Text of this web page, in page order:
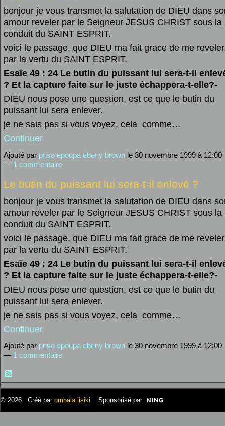
bonjour je vous transmet la salutation de DIEU dans
amour reveler par le Seigneur JESUS CHRIST sous la
conduit du SAINT ESPRIT.
voici le passage, que DIEU ma fait grace de me
par la vertu du SAINT ESPRIT.
Esaïe 49 : 24 Le butin du puissant lui sera-t-il
? Et la capture faite sur le juste échappera-t-elle?-
DIEU nous pose une question, est ce que le butin du
puissant lui sera enlever.
je ne sais pas si vous voyez, cela comme…
Continuer
Ajouté par priso epoupa ebeny brown le 30 novembre 1999 à 12:00
— 1 commentaire
Le butin du puissant lui sera-t-il enlevé ?
bonjour je vous transmet la salutation de DIEU dans
amour reveler par le Seigneur JESUS CHRIST sous la
conduit du SAINT ESPRIT.
voici le passage, que DIEU ma fait grace de me
par la vertu du SAINT ESPRIT.
Esaïe 49 : 24 Le butin du puissant lui sera-t-il
? Et la capture faite sur le juste échappera-t-elle?-
DIEU nous pose une question, est ce que le butin du
puissant lui sera enlever.
je ne sais pas si vous voyez, cela comme…
Continuer
Ajouté par priso epoupa ebeny brown le 30 novembre 1999 à 12:00
— 1 commentaire
© 2026 Créé par ombala lisiki. Sponsorisé par